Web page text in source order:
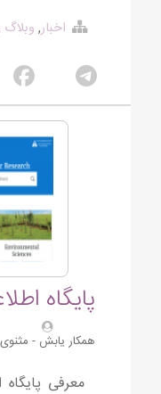
اخبار, وبلاگ
پایگاه
همکار یابش - مثنوی